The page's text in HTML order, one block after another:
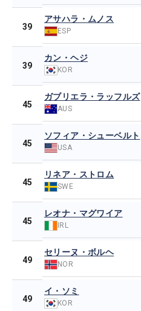
39
アサハラ・ムノス
ESP
39
カン・ヘジ
KOR
45
ガブリエラ・ラッフルズ
AUS
45
ソフィア・シューベルト
USA
45
リネア・ストロム
SWE
45
レオナ・マグワイア
IRL
49
セリーヌ・ボルヘ
NOR
49
イ・ソミ
KOR